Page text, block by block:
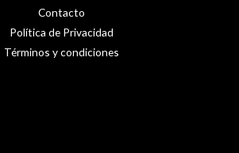
Contacto
Política de Privacidad
Términos y condiciones